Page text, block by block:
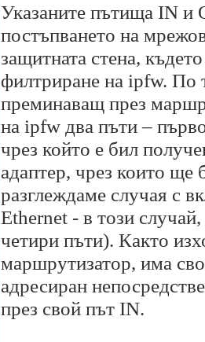
Указаните пътища IN и
постъпването на
защитната стена,
филтриране на ipfw. По
преминаващ през
на ipfw два пъти –
чрез който е бил
адаптер, чрез които ще
разглеждаме случая с
Ethernet - в този
четири пъти). Както
маршрутизатор, има
адресиран
през свой път IN.